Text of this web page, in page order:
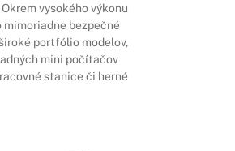
vysokého výkonu
bezpečné
portfólio modelov,
mini počítačov
stanice či herné